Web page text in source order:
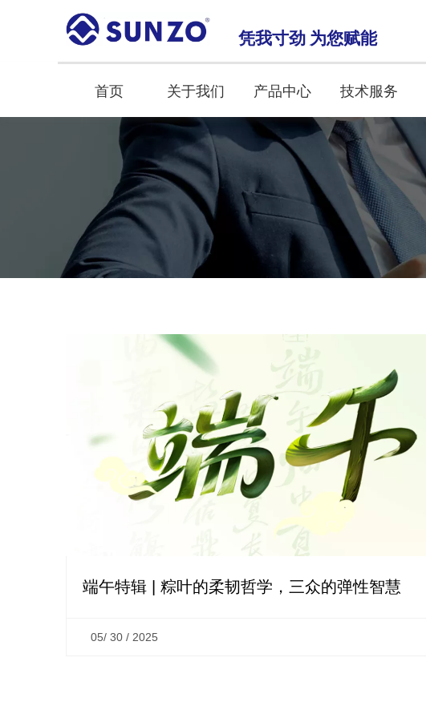
凭我寸劲 为您赋能
首页 关于我们 产品中心 技术服务
‌端午特辑 | 粽叶的柔韧哲学，三众的弹性智慧
05/ 30 / 2025